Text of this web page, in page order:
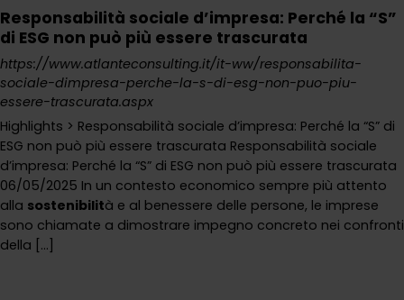
Responsabilità sociale d’impresa: Perché la “S”
di ESG non può più essere trascurata
https://www.atlanteconsulting.it/it-ww/responsabilita-
sociale-dimpresa-perche-la-s-di-esg-non-puo-piu-
essere-trascurata.aspx
Highlights > Responsabilità sociale d’impresa: Perché la “S” di
ESG non può più essere trascurata Responsabilità sociale
d’impresa: Perché la “S” di ESG non può più essere trascurata
06/05/2025 In un contesto economico sempre più attento
alla sostenibilità e al benessere delle persone, le imprese
sono chiamate a dimostrare impegno concreto nei confronti
della [...]